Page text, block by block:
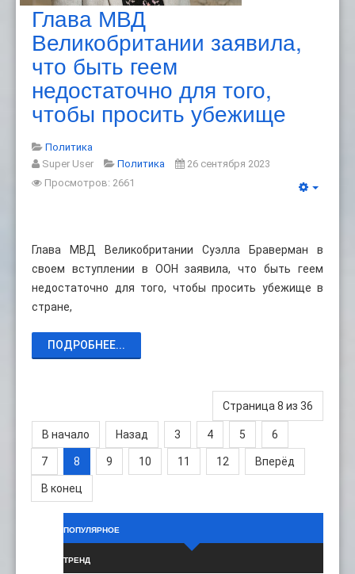
Глава МВД
Великобритании заявила,
что быть геем
недостаточно для того,
чтобы просить убежище
Политика
Super User
Политика
26 сентября 2023
Просмотров: 2661
Глава МВД Великобритании Суэлла Браверман в
своем вступлении в ООН заявила, что быть геем
недостаточно для того, чтобы просить убежище в
стране,
ПОДРОБНЕЕ...
Страница 8 из 36
В начало Назад 3 4 5 6
7 8 9 10 11 12 Вперёд
В конец
ПОПУЛЯРНОЕ
ТРЕНД